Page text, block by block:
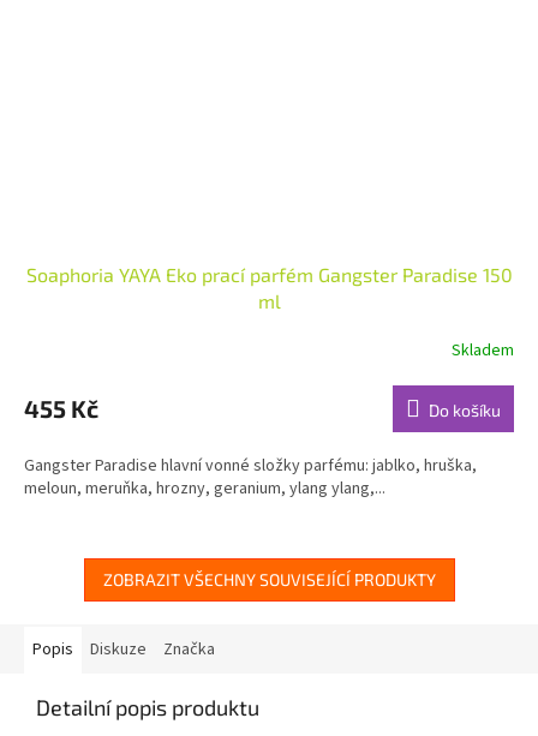
Soaphoria YAYA Eko prací parfém Gangster Paradise 150
ml
produktu
je
z
5
Skladem
455 Kč Do košíku
Gangster Paradise hlavní vonné složky parfému: jablko, hruška,
meloun, meruňka, hrozny, geranium, ylang ylang,...
ZOBRAZIT VŠECHNY SOUVISEJÍCÍ PRODUKTY
Popis Diskuze Značka
Detailní popis produktu